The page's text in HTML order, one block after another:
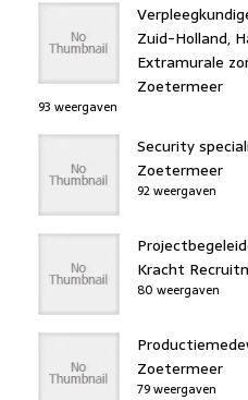
Zuid-Holland,
Extramurale
Zoetermeer
93 weergaven
Security
Zoetermeer
92 weergaven
Kracht
80 weergaven
Zoetermeer
79 weergaven